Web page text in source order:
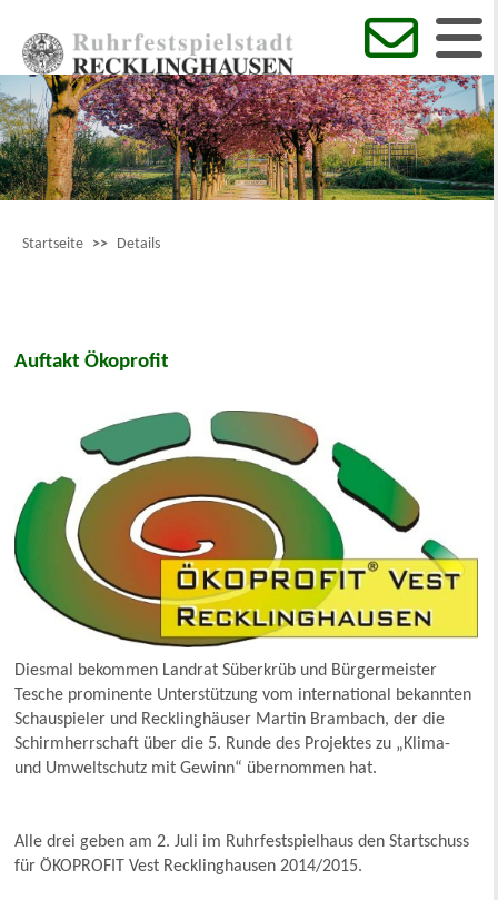
Startseite >> Details
Auftakt Ökoprofit
Diesmal bekommen Landrat Süberkrüb und Bürgermeister
Tesche prominente Unterstützung vom international bekannten
Schauspieler und Recklinghäuser Martin Brambach, der die
Schirmherrschaft über die 5. Runde des Projektes zu „Klima-
und Umweltschutz mit Gewinn“ übernommen hat.
Alle drei geben am 2. Juli im Ruhrfestspielhaus den Startschuss
für ÖKOPROFIT Vest Recklinghausen 2014/2015.